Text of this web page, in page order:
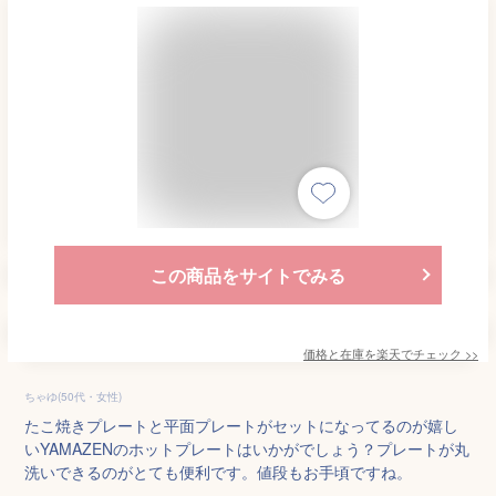
この商品をサイトでみる
価格と在庫を楽天でチェック >>
ちゃゆ(50代・女性)
たこ焼きプレートと平面プレートがセットになってるのが嬉し
いYAMAZENのホットプレートはいかがでしょう？プレートが丸
洗いできるのがとても便利です。値段もお手頃ですね。